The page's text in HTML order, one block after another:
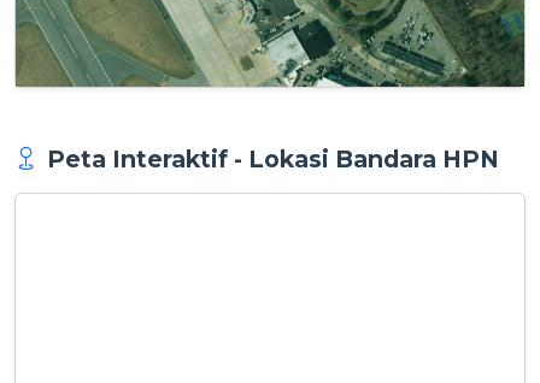
Peta Interaktif - Lokasi Bandara HPN